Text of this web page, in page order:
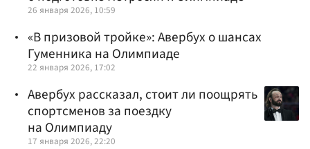
26 января 2026, 10:59
«В призовой тройке»: Авербух о шансах
Гуменника на Олимпиаде
22 января 2026, 17:02
Авербух рассказал, стоит ли поощрять
спортсменов за поездку
на Олимпиаду
17 января 2026, 22:20